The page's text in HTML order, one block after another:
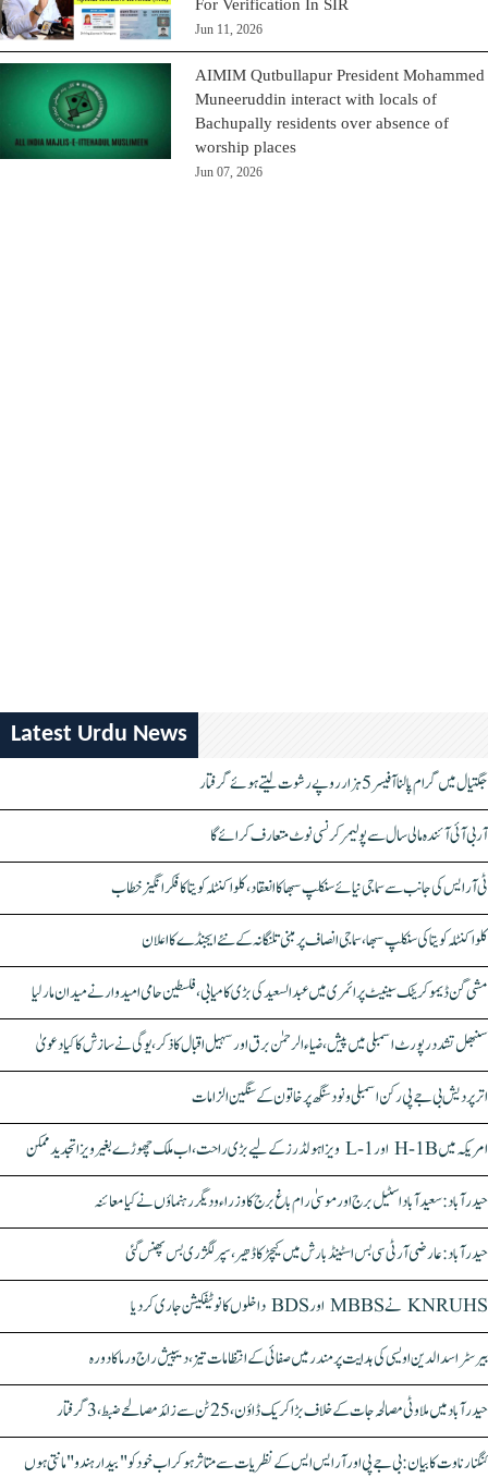
For Verification In SIR
Jun 11, 2026
AIMIM Qutbullapur President Mohammed
Muneeruddin interact with locals of
Bachupally residents over absence of
worship places
Jun 07, 2026
Latest Urdu News
جگتیال میں گرام پالنا آفیسر 5 ہزار روپے رشوت لیتے ہوئے گرفتار
آر بی آئی آئندہ مالی سال سے پولیمر کرنسی نوٹ متعارف کرائے گا
ٹی آر ایس کی جانب سے سماجی نیائے سنکلپ سبھا کا انعقاد، کلواکنٹلہ کویتا کا فکر انگیز خطاب
کلواکنٹلہ کویتا کی سنکلپ سبھا، سماجی انصاف پر مبنی تلنگانہ کے نئے ایجنڈے کا اعلان
مشی گن ڈیموکریٹک سینیٹ پرائمری میں عبدالسعید کی بڑی کامیابی، فلسطین حامی امیدوار نے میدان مار لیا
سنبھل تشدد رپورٹ اسمبلی میں پیش، ضیاء الرحمٰن برق اور سہیل اقبال کا ذکر، یوگی نے سازش کا کیا دعویٰ
اتر پردیش بی جے پی رکن اسمبلی ونود سنگھ پر خاتون کے سنگین الزامات
امریکہ میں H-1B اور L-1 ویزا ہولڈرز کے لیے بڑی راحت، اب ملک چھوڑے بغیر ویزا تجدید ممکن
حیدرآباد: سعیدآباد اسٹیل برج اور موسیٰ رام باغ برج کا وزراء و دیگر رہنماؤں نے کیا معائنہ
حیدرآباد: عارضی آر ٹی سی بس اسٹینڈ بارش میں کیچڑ کا ڈھیر، سپر لگژری بس پھنس گئی
KNRUHS نے MBBS اور BDS داخلوں کا نوٹیفکیشن جاری کر دیا
بیرسٹر اسدالدین اویسی کی ہدایت پر مندر میں صفائی کے انتظامات تیز، دیپیش راج ورما کا دورہ
حیدرآباد میں ملاوٹی مصالحہ جات کے خلاف بڑا کریک ڈاؤن، 25 ٹن سے زائد مصالحے ضبط، 3 گرفتار
کنگنا رناوت کا بیان: بی جے پی اور آر ایس ایس کے نظریات سے متاثر ہو کر اب خود کو "بیدار ہندو" مانتی ہوں